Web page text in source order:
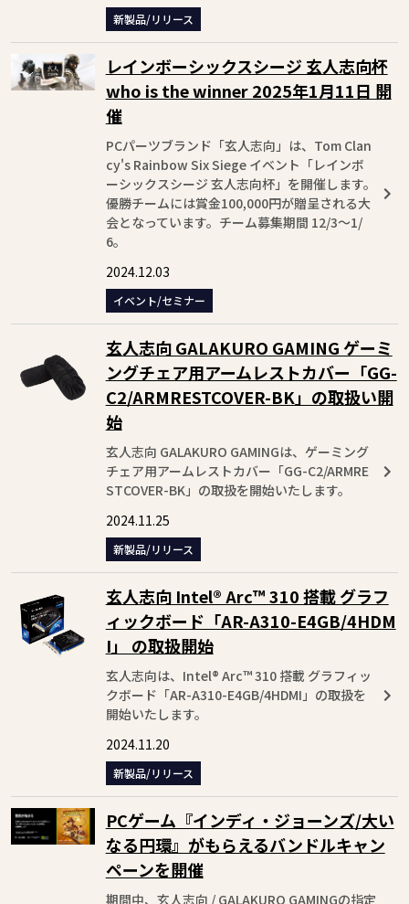
新製品/リリース
レインボーシックスシージ 玄人志向杯
who is the winner 2025年1月11日 開
催
PCパーツブランド「玄人志向」は、Tom Clan
cy's Rainbow Six Siege イベント「レインボ
ーシックスシージ 玄人志向杯」を開催します。
優勝チームには賞金100,000円が贈呈される大
会となっています。チーム募集期間 12/3～1/
6。
2024.12.03
イベント/セミナー
玄人志向 GALAKURO GAMING ゲーミ
ングチェア用アームレストカバー「GG-
C2/ARMRESTCOVER-BK」の取扱い開
始
玄人志向 GALAKURO GAMINGは、ゲーミング
チェア用アームレストカバー「GG-C2/ARMRE
STCOVER-BK」の取扱を開始いたします。
2024.11.25
新製品/リリース
玄人志向 Intel® Arc™ 310 搭載 グラフ
ィックボード「AR-A310-E4GB/4HDM
I」 の取扱開始
玄人志向は、Intel® Arc™ 310 搭載 グラフィッ
クボード「AR-A310-E4GB/4HDMI」の取扱を
開始いたします。
2024.11.20
新製品/リリース
PCゲーム『インディ・ジョーンズ/大い
なる円環』がもらえるバンドルキャン
ペーンを開催
期間中、玄人志向 / GALAKURO GAMINGの指定